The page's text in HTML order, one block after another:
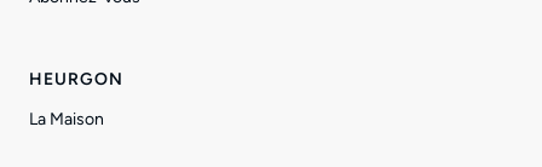
HEURGON
La Maison